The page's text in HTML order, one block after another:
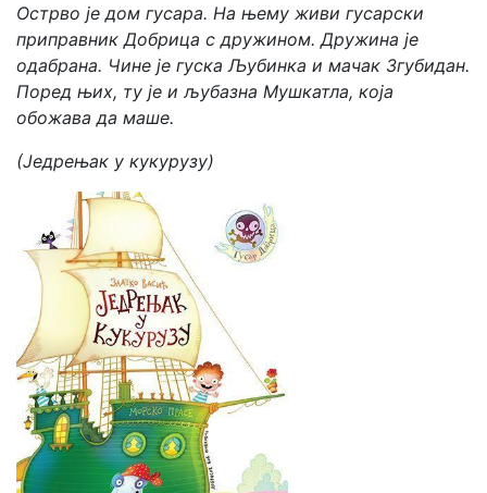
Острво је дом гусара. На њему живи гусарски
приправник Добрица с дружином. Дружина је
одабрана. Чине је гуска Љубинка и мачак Згубидан.
Поред њих, ту је и љубазна Мушкатла, која
обожава да маше.
(Једрењак у кукурузу)